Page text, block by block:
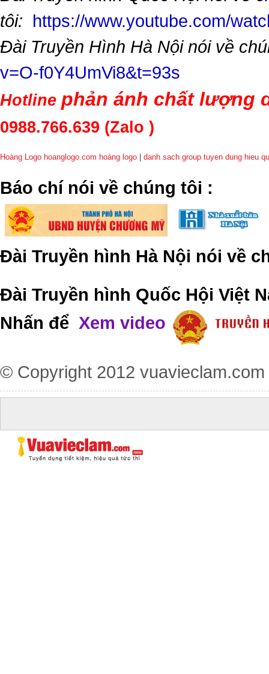
tôi: https://www.youtube.com/
Đài Truyền Hình Hà Nội nói về
v=O-f0Y4UmVi8&t=93s
Hotline phản ánh chất lượng
0988.766.639 (Zalo )
Hoàng Logo hoanglogo.com hoàng logo danh sach group tuyen dung hieu
​Báo chí nói về chúng tôi :
Đài Truyền hình Hà Nội nói về
Đài Truyền hình Quốc Hội Việt
Nhấn để Xem video
© Copyright 2012 vuavieclam.com